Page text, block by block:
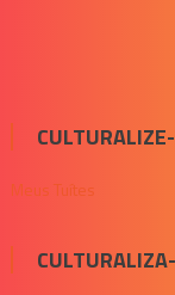
Meus Tuítes